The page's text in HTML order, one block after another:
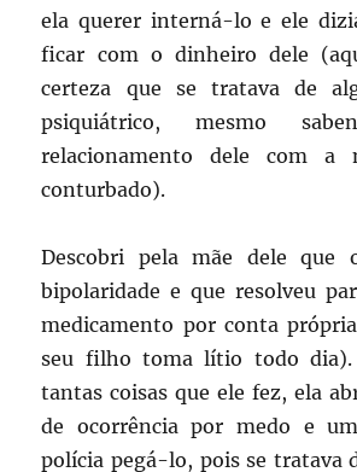
ela querer interná-lo e ele
ficar com o dinheiro dele
certeza que se tratava de
psiquiátrico, mesmo
relacionamento dele com a
conturbado).
Descobri pela mãe dele que
bipolaridade e que resolveu
medicamento por conta
seu filho toma lítio todo
tantas coisas que ele fez, ela
de ocorrência por medo e
polícia pegá-lo, pois se tratava